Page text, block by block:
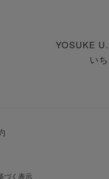
YOSUKE
い
づく表示